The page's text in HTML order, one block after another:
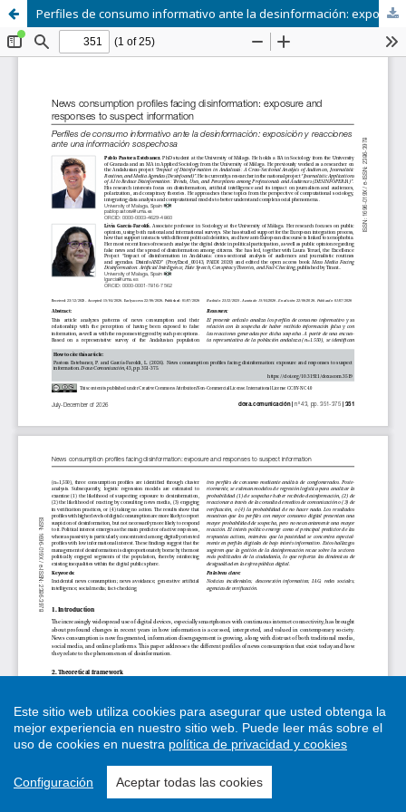
Perfiles de consumo informativo ante la desinformación: exposición y reacciones ante una información sospechosa.
Este sitio web utiliza cookies para asegurar que usted obtenga la
mejor experiencia en nuestro sitio web. Puede leer más sobre el
uso de cookies en nuestra política de privacidad y cookies
Configuración Aceptar todas las cookies